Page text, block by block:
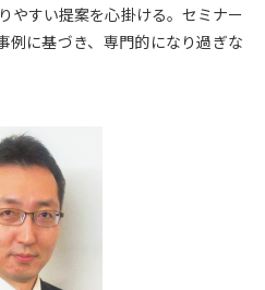
やすい提案を心掛ける。セミナー
例に基づき、専門的になり過ぎな